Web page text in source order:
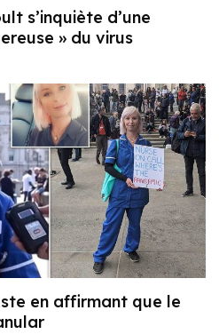
s’inquiète d’une
» du virus
en affirmant que le